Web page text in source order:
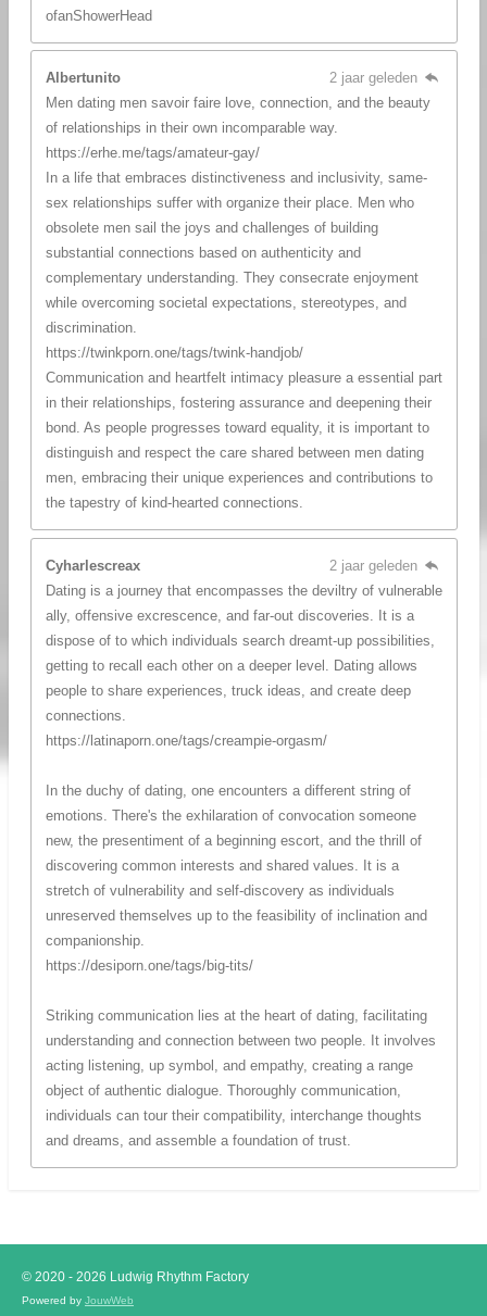
ofanShowerHead
Albertunito
2 jaar geleden
Men dating men savoir faire love, connection, and the beauty
of relationships in their own incomparable way.
https://erhe.me/tags/amateur-gay/
In a life that embraces distinctiveness and inclusivity, same-
sex relationships suffer with organize their place. Men who
obsolete men sail the joys and challenges of building
substantial connections based on authenticity and
complementary understanding. They consecrate enjoyment
while overcoming societal expectations, stereotypes, and
discrimination.
https://twinkporn.one/tags/twink-handjob/
Communication and heartfelt intimacy pleasure a essential part
in their relationships, fostering assurance and deepening their
bond. As people progresses toward equality, it is important to
distinguish and respect the care shared between men dating
men, embracing their unique experiences and contributions to
the tapestry of kind-hearted connections.
Cyharlescreax
2 jaar geleden
Dating is a journey that encompasses the deviltry of vulnerable
ally, offensive excrescence, and far-out discoveries. It is a
dispose of to which individuals search dreamt-up possibilities,
getting to recall each other on a deeper level. Dating allows
people to share experiences, truck ideas, and create deep
connections.
https://latinaporn.one/tags/creampie-orgasm/
In the duchy of dating, one encounters a different string of
emotions. There's the exhilaration of convocation someone
new, the presentiment of a beginning escort, and the thrill of
discovering common interests and shared values. It is a
stretch of vulnerability and self-discovery as individuals
unreserved themselves up to the feasibility of inclination and
companionship.
https://desiporn.one/tags/big-tits/
Striking communication lies at the heart of dating, facilitating
understanding and connection between two people. It involves
acting listening, up symbol, and empathy, creating a range
object of authentic dialogue. Thoroughly communication,
individuals can tour their compatibility, interchange thoughts
and dreams, and assemble a foundation of trust.
© 2020 - 2026 Ludwig Rhythm Factory
Powered by JouwWeb